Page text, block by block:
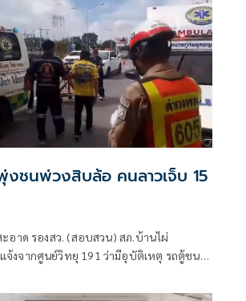
งชนพ่วงสิบล้อ คนลาวเจ็บ 15
ะอาด รองสว. (สอบสวน) สภ.บ้านไผ่
จ้งจากศูนย์วิทยุ 191 ว่ามีอุบัติเหตุ รถตู้ชน